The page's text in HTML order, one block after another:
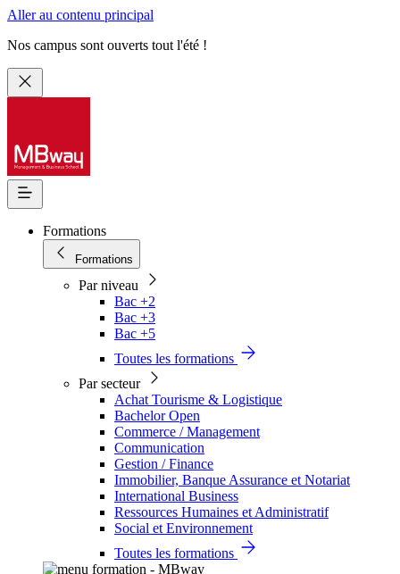
Aller au contenu principal
Nos campus sont ouverts tout l'été !
Formations
Formations
Par niveau
Bac +2
Bac +3
Bac +5
Toutes les formations
Par secteur
Achat Tourisme & Logistique
Bachelor Open
Commerce / Management
Communication
Gestion / Finance
Immobilier, Banque Assurance et Notariat
International Business
Ressources Humaines et Administratif
Social et Environnement
Toutes les formations